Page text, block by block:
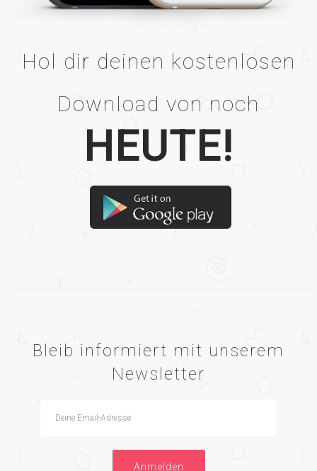
Hol dir deinen kostenlosen
Download von noch
HEUTE!
Bleib informiert mit unserem
Newsletter
Anmelden